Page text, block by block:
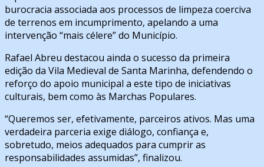
burocracia associada aos processos de limpeza coerciva
de terrenos em incumprimento, apelando a uma
intervenção “mais célere” do Município.
Rafael Abreu destacou ainda o sucesso da primeira
edição da Vila Medieval de Santa Marinha, defendendo o
reforço do apoio municipal a este tipo de iniciativas
culturais, bem como às Marchas Populares.
“Queremos ser, efetivamente, parceiros ativos. Mas uma
verdadeira parceria exige diálogo, confiança e,
sobretudo, meios adequados para cumprir as
responsabilidades assumidas”, finalizou.